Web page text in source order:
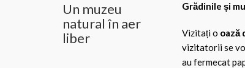
Un muzeu
natural în aer
liber
Grădinile și
Vizitați o oază
vizitatorii se
au fermecat